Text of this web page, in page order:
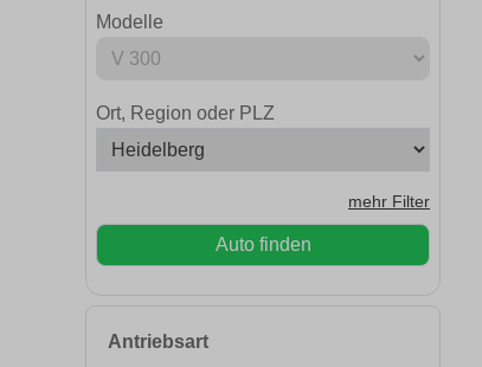
Modelle
Ort, Region oder PLZ
mehr Filter
Auto finden
Antriebsart